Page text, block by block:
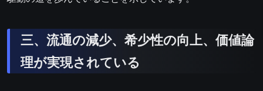
三、流通の減少、希少性の向上、価値論
理が実現されている